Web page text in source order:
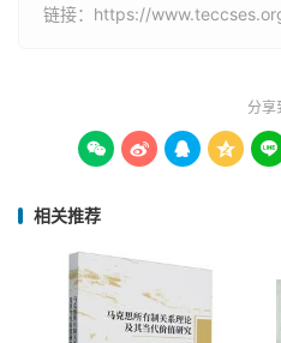
链接： https://
分享
    
相关推荐